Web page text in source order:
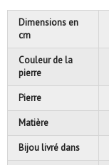
Dimensions en
cm
Couleur de la
pierre
Pierre
Matière
Bijou livré dans